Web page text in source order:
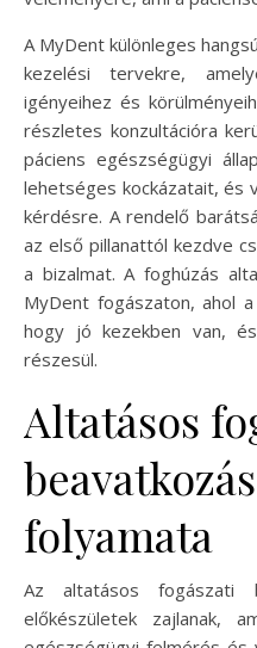
A MyDent különleges
kezelési tervekre,
igényeihez és
részletes konzultációra
páciens egészségügyi
lehetséges kockázatait, és
kérdésre. A rendelő
az első pillanattól kezdve
a bizalmat. A foghúzás
MyDent fogászaton, ahol
hogy jó kezekben van,
részesül.
Altatásos
folyamata
Az altatásos fogászati
előkészületek zajlanak,